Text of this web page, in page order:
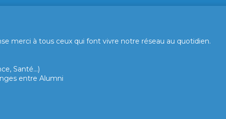
merci à tous ceux qui font vivre notre réseau au quotidien.
Santé...)
entre Alumni